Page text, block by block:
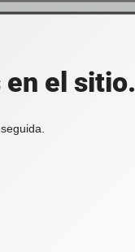
el sitio.